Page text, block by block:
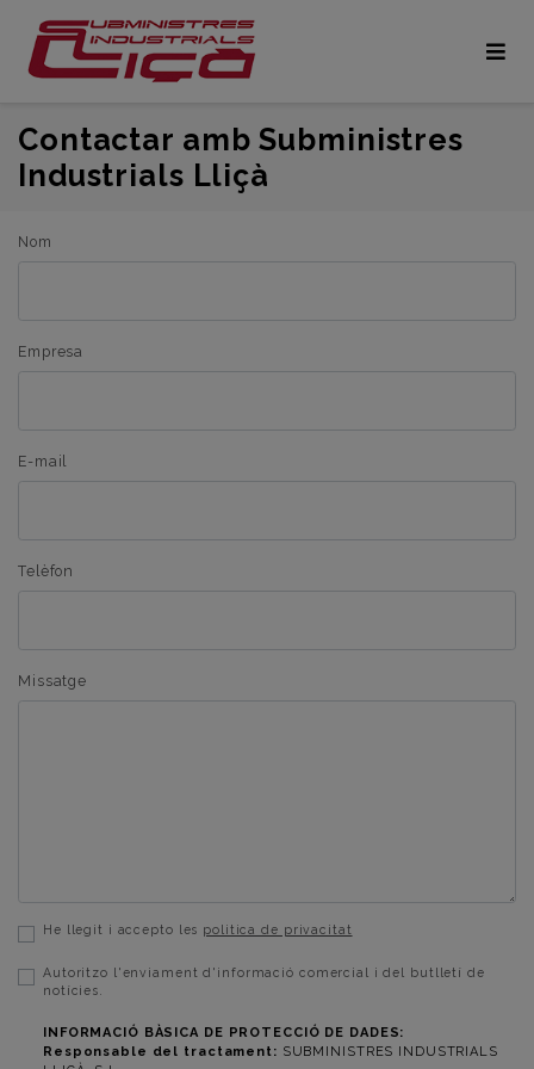
Contactar amb Subministres
Industrials Lliçà
Nom
Empresa
E-mail
Telèfon
Missatge
He llegit i accepto les politica de privacitat
Autoritzo l'enviament d'informació comercial i del butlletí de
notícies.
INFORMACIÓ BÀSICA DE PROTECCIÓ DE DADES:
Responsable del tractament: SUBMINISTRES INDUSTRIALS